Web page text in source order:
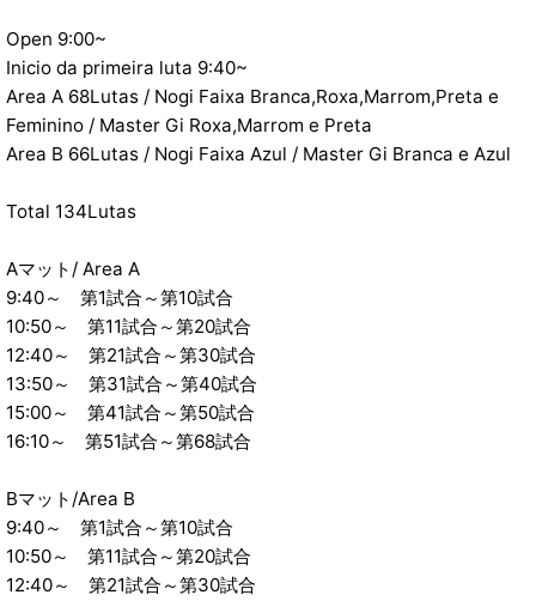
Open 9:00~
Inicio da primeira luta 9:40~
Area A 68Lutas / Nogi Faixa Branca,Roxa,Marrom,Preta e
Feminino / Master Gi Roxa,Marrom e Preta
Area B 66Lutas / Nogi Faixa Azul / Master Gi Branca e Azul
Total 134Lutas
Aマット/ Area A
9:40～ 第1試合～第10試合
10:50～ 第11試合～第20試合
12:40～ 第21試合～第30試合
13:50～ 第31試合～第40試合
15:00～ 第41試合～第50試合
16:10～ 第51試合～第68試合
Bマット/Area B
9:40～ 第1試合～第10試合
10:50～ 第11試合～第20試合
12:40～ 第21試合～第30試合